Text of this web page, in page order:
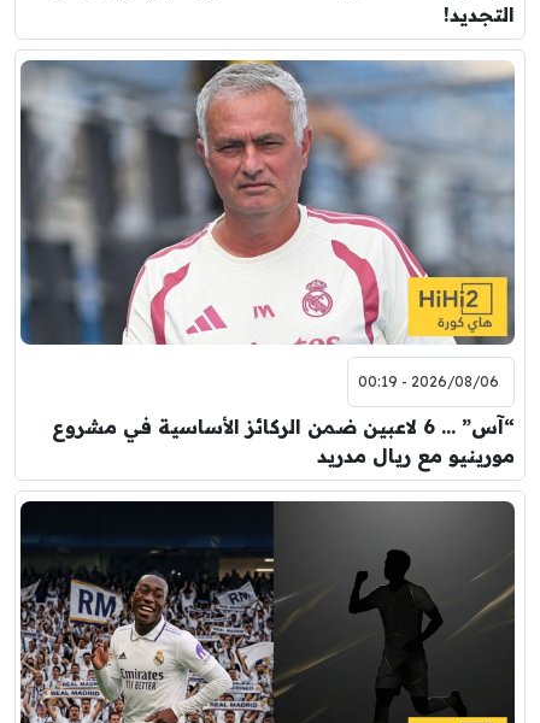
التجديد!
2026/08/06 - 00:19
“آس” … 6 لاعبين ضمن الركائز الأساسية في مشروع
مورينيو مع ريال مدريد